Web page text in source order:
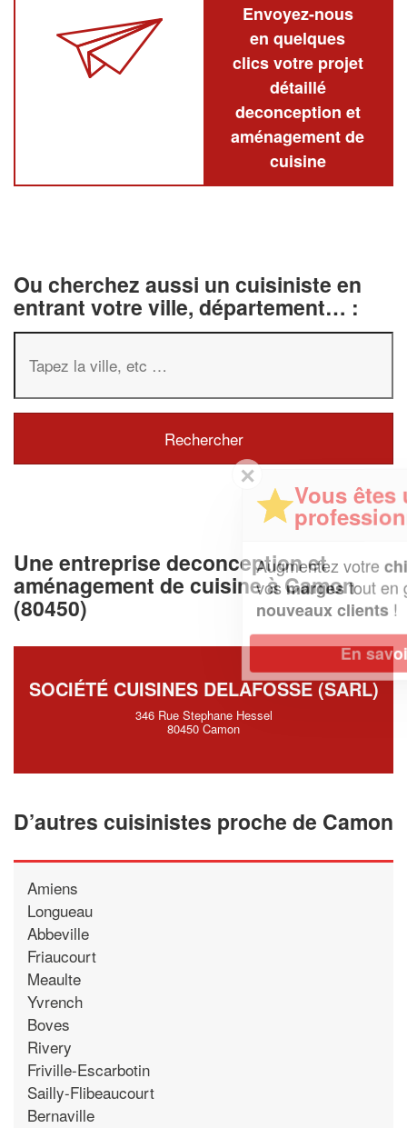
Envoyez-nous
en quelques
clics votre projet
détaillé
deconception et
aménagement de
cuisine
Ou cherchez aussi un cuisiniste en
entrant votre ville, département… :
Une entreprise deconception et
aménagement de cuisine à Camon
(80450)
SOCIÉTÉ CUISINES DELAFOSSE (SARL)
346 Rue Stephane Hessel
80450 Camon
D’autres cuisinistes proche de Camon
Amiens
Longueau
Abbeville
Friaucourt
Meaulte
Yvrench
Boves
Rivery
Friville-Escarbotin
Sailly-Flibeaucourt
Bernaville
Vous êtes un
professionnel ?
Augmentez votrechiffre d'affaireset
vosmargestout en gagnant de
En savoir plus